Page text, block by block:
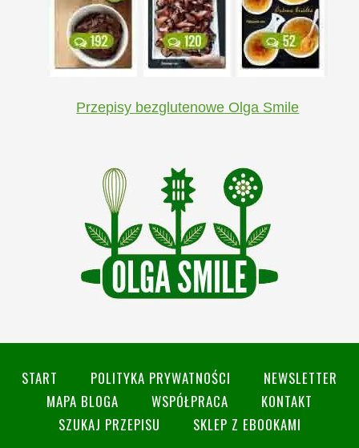
Przepisy bezglutenowe Olga Smile
START POLITYKA PRYWATNOŚCI
NEWSLETTER
MAPA BLOGA
WSPÓŁPRACA
KONTAKT
SZUKAJ PRZEPISU
SKLEP Z EBOOKAMI